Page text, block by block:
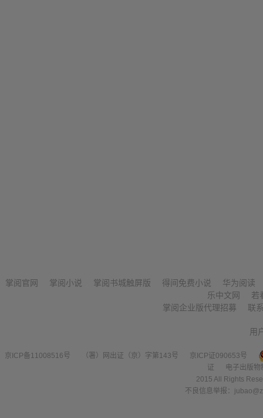
掌阅官网 掌阅小说 掌阅书城触屏版 得间免费小说
华为阅读
乐中文网
若
掌阅企业版代理招募
联
用
京ICP备11008516号 （署）网出证（京）字第143号
京ICP证090653号
证
电子出版
2015 All Rights
不良信息举报：